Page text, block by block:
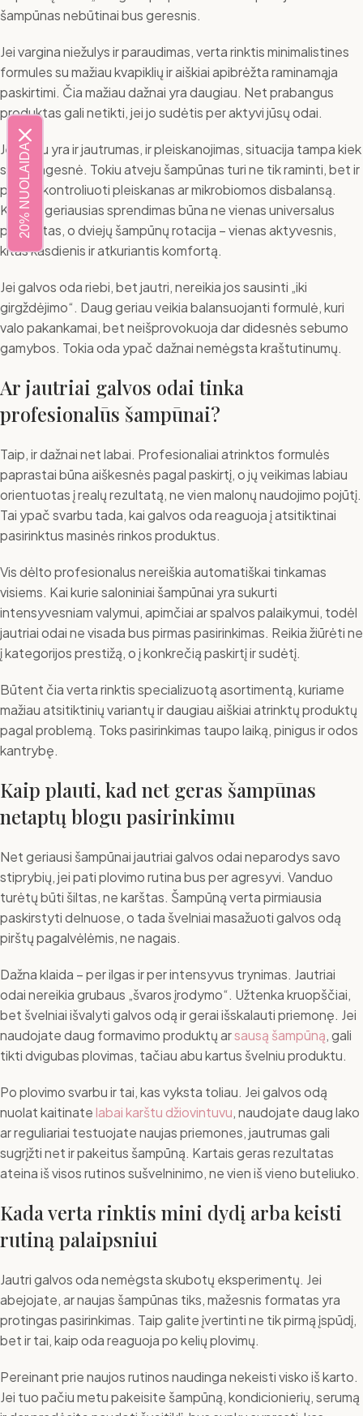
šampūnas nebūtinai bus geresnis.
Jei vargina niežulys ir paraudimas, verta rinktis minimalistines
formules su mažiau kvapiklių ir aiškiai apibrėžta raminamąja
paskirtimi. Čia mažiau dažnai yra daugiau. Net prabangus
produktas gali netikti, jei jo sudėtis per aktyvi jūsų odai.
Jei kartu yra ir jautrumas, ir pleiskanojimas, situacija tampa kiek
sudėtingesnė. Tokiu atveju šampūnas turi ne tik raminti, bet ir
padėti kontroliuoti pleiskanas ar mikrobiomos disbalansą.
Kartais geriausias sprendimas būna ne vienas universalus
produktas, o dviejų šampūnų rotacija – vienas aktyvesnis,
kitas kasdienis ir atkuriantis komfortą.
Jei galvos oda riebi, bet jautri, nereikia jos sausinti „iki
girgždėjimo“. Daug geriau veikia balansuojanti formulė, kuri
valo pakankamai, bet neišprovokuoja dar didesnės sebumo
gamybos. Tokia oda ypač dažnai nemėgsta kraštutinumų.
Ar jautriai galvos odai tinka
profesionalūs šampūnai?
Taip, ir dažnai net labai. Profesionaliai atrinktos formulės
paprastai būna aiškesnės pagal paskirtį, o jų veikimas labiau
orientuotas į realų rezultatą, ne vien malonų naudojimo pojūtį.
Tai ypač svarbu tada, kai galvos oda reaguoja į atsitiktinai
pasirinktus masinės rinkos produktus.
Vis dėlto profesionalus nereiškia automatiškai tinkamas
visiems. Kai kurie saloniniai šampūnai yra sukurti
intensyvesniam valymui, apimčiai ar spalvos palaikymui, todėl
jautriai odai ne visada bus pirmas pasirinkimas. Reikia žiūrėti ne
į kategorijos prestižą, o į konkrečią paskirtį ir sudėtį.
Būtent čia verta rinktis specializuotą asortimentą, kuriame
mažiau atsitiktinių variantų ir daugiau aiškiai atrinktų produktų
pagal problemą. Toks pasirinkimas taupo laiką, pinigus ir odos
kantrybę.
Kaip plauti, kad net geras šampūnas
netaptų blogu pasirinkimu
Net geriausi šampūnai jautriai galvos odai neparodys savo
stiprybių, jei pati plovimo rutina bus per agresyvi. Vanduo
turėtų būti šiltas, ne karštas. Šampūną verta pirmiausia
paskirstyti delnuose, o tada švelniai masažuoti galvos odą
pirštų pagalvėlėmis, ne nagais.
Dažna klaida – per ilgas ir per intensyvus trynimas. Jautriai
odai nereikia grubaus „švaros įrodymo“. Užtenka kruopščiai,
bet švelniai išvalyti galvos odą ir gerai išskalauti priemonę. Jei
naudojate daug formavimo produktų arsausą šampūną, gali
tikti dvigubas plovimas, tačiau abu kartus švelniu produktu.
Po plovimo svarbu ir tai, kas vyksta toliau. Jei galvos odą
nuolat kaitinatelabai karštu džiovintuvu, naudojate daug lako
ar reguliariai testuojate naujas priemones, jautrumas gali
sugrįžti net ir pakeitus šampūną. Kartais geras rezultatas
ateina iš visos rutinos sušvelninimo, ne vien iš vieno buteliuko.
Kada verta rinktis mini dydį arba keisti
rutiną palaipsniui
Jautri galvos oda nemėgsta skubotų eksperimentų. Jei
abejojate, ar naujas šampūnas tiks, mažesnis formatas yra
protingas pasirinkimas. Taip galite įvertinti ne tik pirmą įspūdį,
bet ir tai, kaip oda reaguoja po kelių plovimų.
Pereinant prie naujos rutinos naudinga nekeisti visko iš karto.
Jei tuo pačiu metu pakeisite šampūną, kondicionierių, serumą
20% NUOLAIDA